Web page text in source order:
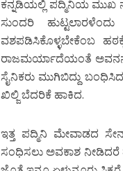
ಕನ್ನಡಿಯಲ್ಲಿ ಪದ್ಮಿನಿಯ ಮುಖ
ಸುಂದರಿ
ವಶಪಡಿಸಿಕೊಳ್ಳಬೇಕೆಂಬ
ರಾಜಮರ್ಯಾದೆಯಂತೆ
ಸೈನಿಕರು ಮುಗಿಬಿದ್ದು
ಖಿಲ್ಜಿ ಬೆದರಿಕೆ ಹಾಕಿದ.
ಇತ್ತ ಪದ್ಮಿನಿ ಮೇವಾಡದ
ಸಂಧಿಸಲು ಅವಕಾಶ ನೀಡಿದರೆ